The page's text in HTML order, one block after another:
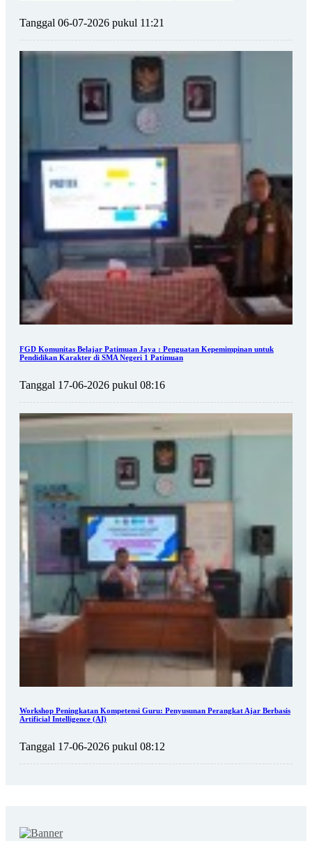
Tanggal 06-07-2026 pukul 11:21
FGD Komunitas Belajar Patimuan Jaya : Penguatan Kepemimpinan untuk
Pendidikan Karakter di SMA Negeri 1 Patimuan
Tanggal 17-06-2026 pukul 08:16
Workshop Peningkatan Kompetensi Guru: Penyusunan Perangkat Ajar Berbasis
Artificial Intelligence (AI)
Tanggal 17-06-2026 pukul 08:12